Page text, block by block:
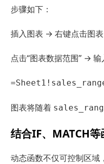
步骤如下：
插入图表 → 右键点击图表
点击“图表数据范围” → 输
图表将随着
结合IF、MATCH
动态函数不仅可控制区域